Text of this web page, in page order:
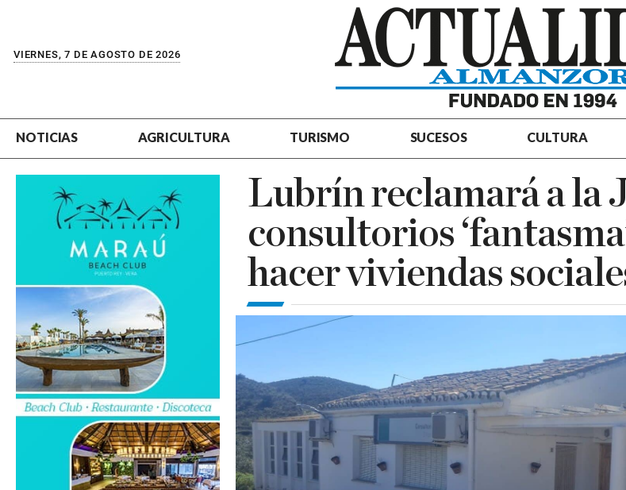
VIERNES, 7 DE AGOSTO DE 2026
NOTICIAS AGRICULTURA TURISMO SUCESOS CULTURA
Lubrín reclamará a la
consultorios
hacer viviendas